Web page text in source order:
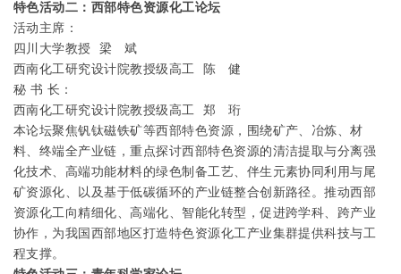
特色活动二：西部特色资源化工论坛
活动主席：
四川大学教授
梁
斌
西南化工研究设计院教授级高工
陈
健
秘 书 长：
西南化工研究设计院教授级高工
郑
珩
本论坛聚焦钒钛磁铁矿等西部特色资源，围绕矿产、冶炼、材
料、终端全产业链，重点探讨西部特色资源的清洁提取与分离强
化技术、高端功能材料的绿色制备工艺、伴生元素协同利用与尾
矿资源化、以及基于低碳循环的产业链整合创新路径。推动西部
资源化工向精细化、高端化、智能化转型，促进跨学科、跨产业
协作，为我国西部地区打造特色资源化工产业集群提供科技与工
程支撑。